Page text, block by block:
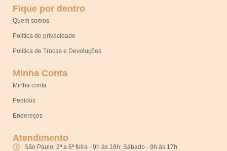
Fique por dentro
Quem somos
Política de privacidade
Política de Trocas e Devoluções
Minha Conta
Minha conta
Pedidos
Endereços
Atendimento
São Paulo: 2ª a 6ª feira - 9h às 18h; Sábado - 9h às 17h